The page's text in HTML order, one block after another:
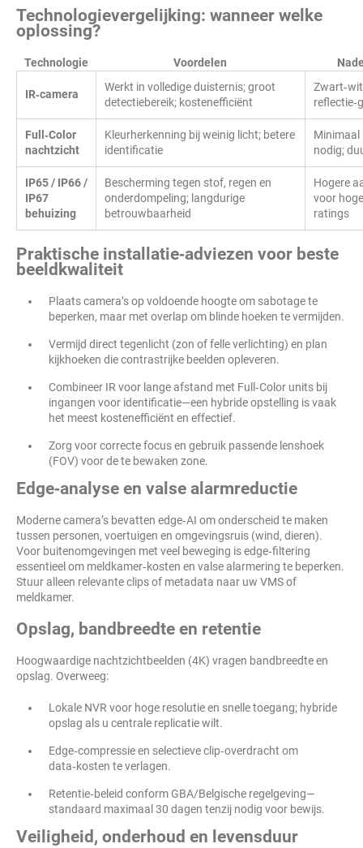
Technologievergelijking: wanneer welke
oplossing?
Technologie Voordelen
IR‑camera
Werkt in volledige duisternis; groot
detectiebereik; kostenefficiënt
Full‑Color
nachtzicht
Kleurherkenning bij weinig licht; betere
identificatie
Minimaal
nodig;
IP65 / IP66 /
IP67
behuizing
Bescherming tegen stof, regen en
onderdompeling; langdurige
betrouwbaarheid
Hogere
voor
ratings
Praktische installatie‑adviezen voor beste
beeldkwaliteit
Plaats camera’s op voldoende hoogte om sabotage te
beperken, maar met overlap om blinde hoeken te vermijden.
Vermijd direct tegenlicht (zon of felle verlichting) en plan
kijkhoeken die contrastrijke beelden opleveren.
Combineer IR voor lange afstand met Full‑Color units bij
ingangen voor identificatie—een hybride opstelling is vaak
het meest kostenefficiënt en effectief.
Zorg voor correcte focus en gebruik passende lenshoek
(FOV) voor de te bewaken zone.
Edge‑analyse en valse alarmreductie
Moderne camera’s bevatten edge‑AI om onderscheid te maken
tussen personen, voertuigen en omgevingsruis (wind, dieren).
Voor buitenomgevingen met veel beweging is edge‑filtering
essentieel om meldkamer‑kosten en valse alarmering te beperken.
Stuur alleen relevante clips of metadata naar uw VMS of
meldkamer.
Opslag, bandbreedte en retentie
Hoogwaardige nachtzichtbeelden (4K) vragen bandbreedte en
opslag. Overweeg:
Lokale NVR voor hoge resolutie en snelle toegang; hybride
opslag als u centrale replicatie wilt.
Edge‑compressie en selectieve clip‑overdracht om
data‑kosten te verlagen.
Retentie‑beleid conform GBA/Belgische regelgeving—
standaard maximaal 30 dagen tenzij nodig voor bewijs.
Veiligheid, onderhoud en levensduur